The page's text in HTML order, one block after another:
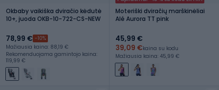
Okbaby vaikiška dviračio kėdutė
10+, juoda OKB-10-722-CS-NEW
78,99 € -10%
Mažiausia kaina: 88,19 €
Rekomenduojama gamintojo kaina:
119,99 €
Moteriški dviračių marškinėliai
Alé Aurora TT pink
45,99 €
39,09 €kaina su kodu
Mažiausia kaina: 45,99 €